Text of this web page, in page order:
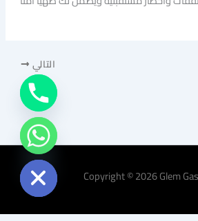
التالي
Copyright © 2026 Glem
Hide chaty